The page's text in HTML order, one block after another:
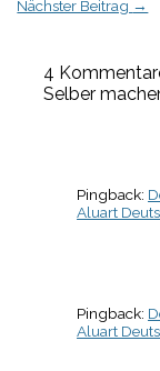
Nächster Beitrag →
4
Selber
Pingback:
Aluart
Pingback:
Aluart